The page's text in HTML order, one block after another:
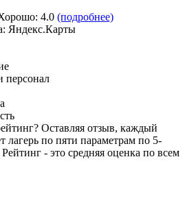
4.0 (подробнее)
Яндекс.Карты
персонал
Оставляя отзыв, каждый
лагерь по пяти параметрам по 5-
- это средняя оценка по всем